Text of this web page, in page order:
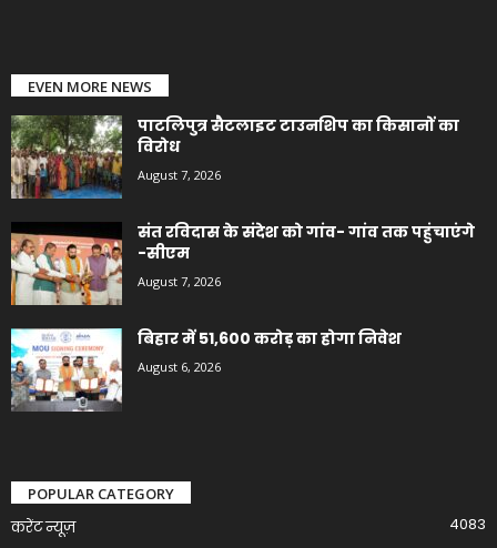
EVEN MORE NEWS
पाटलिपुत्र सैटलाइट टाउनशिप का किसानों का
विरोध
August 7, 2026
संत रविदास के संदेश को गांव- गांव तक पहुंचाएंगे
-सीएम
August 7, 2026
बिहार में 51,600 करोड़ का होगा निवेश
August 6, 2026
POPULAR CATEGORY
करेंट न्यूज़
4083